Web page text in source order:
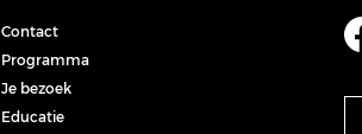
Contact
Programma
Je bezoek
Educatie